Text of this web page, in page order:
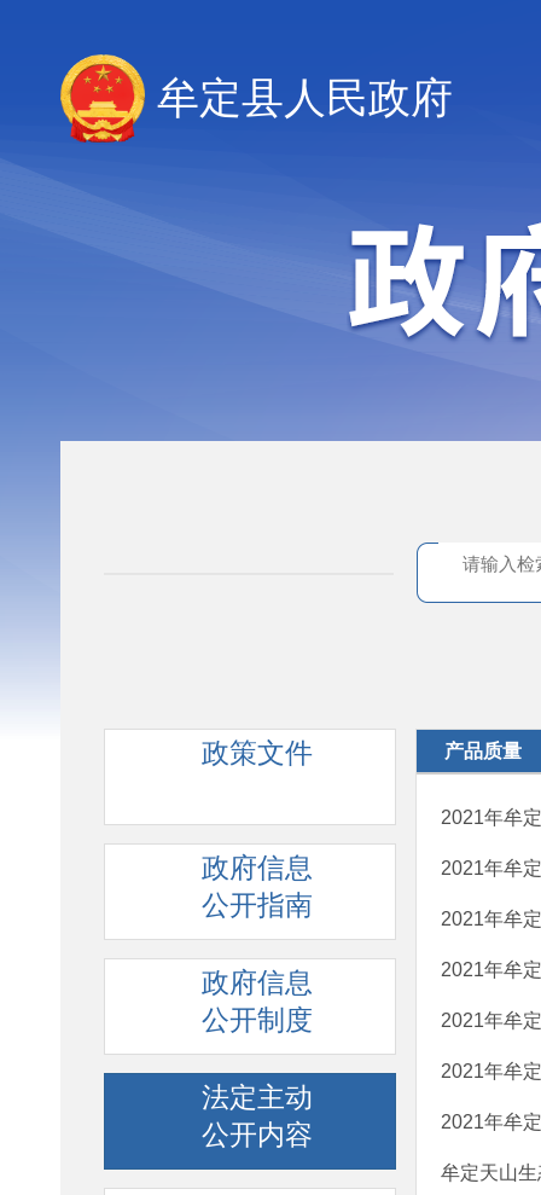
牟定县人民政府
政策文件
政府信息
公开指南
政府信息
公开制度
法定主动
公开内容
产品质量
2021年牟
2021年牟
2021年牟
2021年牟
2021年牟
2021年牟
2021年牟
牟定天山